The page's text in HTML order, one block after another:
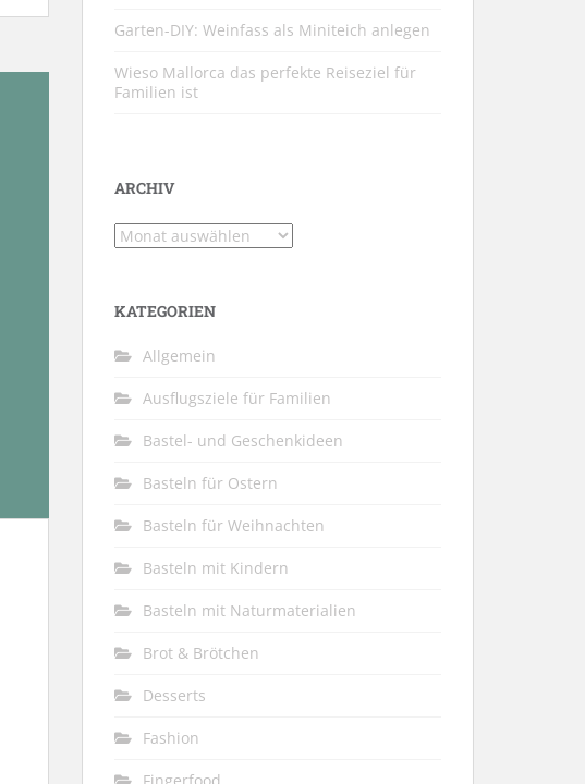
Garten-DIY: Weinfass als Miniteich anlegen
Wieso Mallorca das perfekte Reiseziel für
Familien ist
ARCHIV
Archiv
KATEGORIEN
Allgemein
Ausflugsziele für Familien
Bastel- und Geschenkideen
Basteln für Ostern
Basteln für Weihnachten
Basteln mit Kindern
Basteln mit Naturmaterialien
Brot & Brötchen
Desserts
Fashion